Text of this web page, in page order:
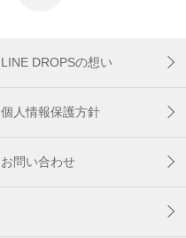
LINE DROPSの想い
個人情報保護方針
お問い合わせ